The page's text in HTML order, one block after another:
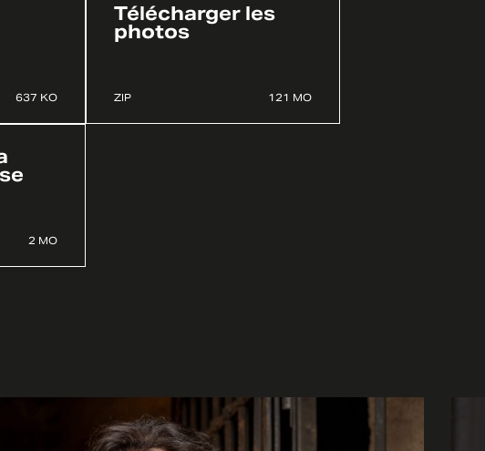
637 KO
Télécharger les
photos
ZIP 121 MO
2 MO